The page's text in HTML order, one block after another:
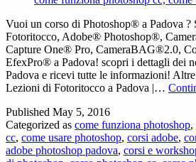
Vuoi un corso di Photoshop® a Padova ?
Fotoritocco, Adobe® Photoshop®,
Capture One® Pro, CameraBAG®2.0,
EfexPro® a Padova! scopri i dettagli dei
Padova e ricevi tutte le informazioni!
Lezioni di Fotoritocco a Padova |…
Published May 5, 2016
Categorized as come funziona photoshop,
cc, come usare photoshop, corsi adobe,
adobe photoshop padova, corsi e